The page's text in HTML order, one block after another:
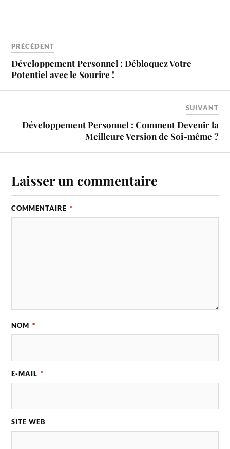
d'épanouissement. Imaginez
PRÉCÉDENT
Développement Personnel : Débloquez Votre
Potentiel avec le Sourire !
SUIVANT
Développement Personnel : Comment Devenir la
Meilleure Version de Soi-même ?
Laisser un commentaire
COMMENTAIRE *
NOM *
E-MAIL *
SITE WEB